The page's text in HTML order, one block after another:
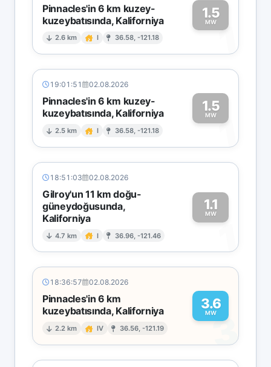
Pinnacles'in 6 km kuzey-
kuzeybatısında, Kaliforniya
2.6 km I 36.58, -121.18
1.5
MW1
19:01:51 02.08.2026
Pinnacles'in 6 km kuzey-
kuzeybatısında, Kaliforniya
2.5 km I 36.58, -121.18
1.5
MW1
18:51:03 02.08.2026
Gilroy'un 11 km doğu-
güneydoğusunda,
Kaliforniya
4.7 km I 36.96, -121.46
1.1
MW
1
18:36:57 02.08.2026
Pinnacles'in 6 km
kuzeybatısında, Kaliforniya
2.2 km IV 36.56, -121.19
3.6
MW
3